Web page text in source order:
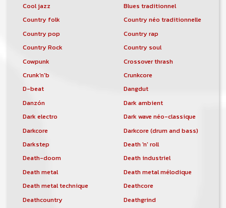
Cool jazz
Blues traditionnel
Country folk
Country néo traditionnelle
Country pop
Country rap
Country Rock
Country soul
Cowpunk
Crossover thrash
Crunk'n'b
Crunkcore
D-beat
Dangdut
Danzón
Dark ambient
Dark electro
Dark wave néo-classique
Darkcore
Darkcore (drum and bass)
Darkstep
Death 'n' roll
Death-doom
Death industriel
Death metal
Death metal mélodique
Death metal technique
Deathcore
Deathcountry
Deathgrind